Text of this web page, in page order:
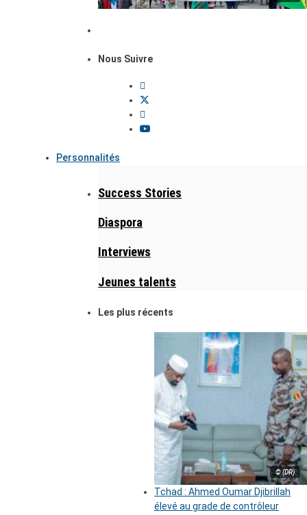
Nous Suivre
Personnalités
Success Stories
Diaspora
Interviews
Jeunes talents
Les plus récents
© (DR)
Tchad : Ahmed Oumar Djibrillah
élevé au grade de contrôleur